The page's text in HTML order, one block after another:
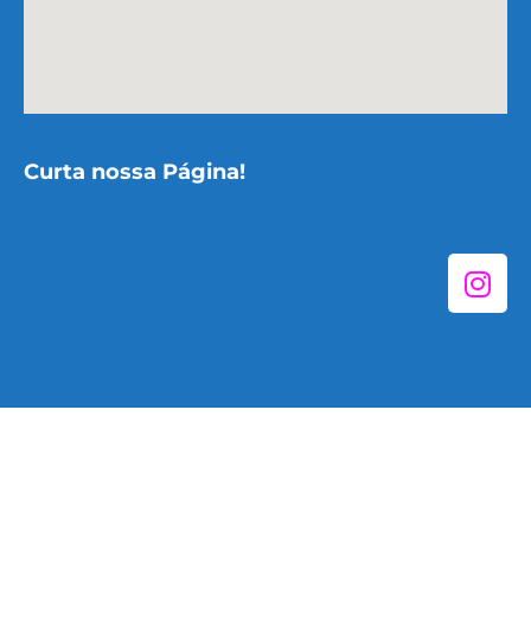
Curta nossa Página!